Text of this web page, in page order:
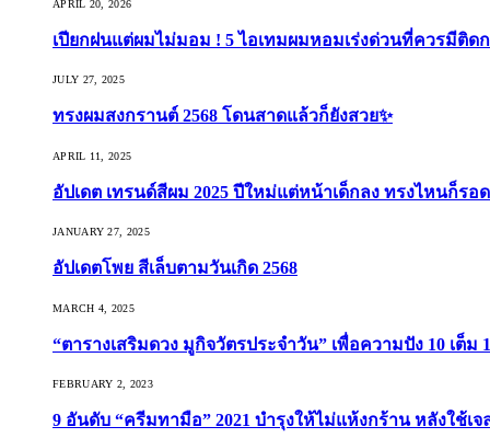
APRIL 20, 2026
เปียกฝนแต่ผมไม่มอม ! 5 ไอเทมผมหอมเร่งด่วนที่ควรมีติดก
JULY 27, 2025
ทรงผมสงกรานต์ 2568 โดนสาดแล้วก็ยังสวย✨
APRIL 11, 2025
อัปเดต เทรนด์สีผม 2025 ปีใหม่แต่หน้าเด็กลง ทรงไหนก็รอ
JANUARY 27, 2025
อัปเดตโพย สีเล็บตามวันเกิด 2568
MARCH 4, 2025
“ตารางเสริมดวง มูกิจวัตรประจำวัน” เพื่อความปัง 10 เต็ม
FEBRUARY 2, 2023
9 อันดับ “ครีมทามือ” 2021 บำรุงให้ไม่แห้งกร้าน หลังใช้เ